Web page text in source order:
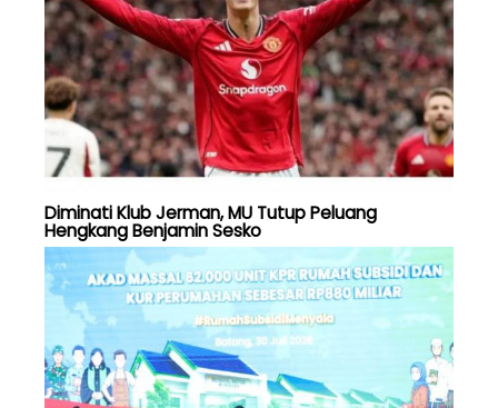
Diminati Klub Jerman, MU Tutup Peluang
Hengkang Benjamin Sesko